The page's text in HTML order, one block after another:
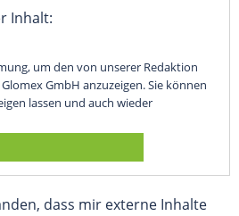
Inhalt:
um den von unserer Redaktion
GmbH anzuzeigen. Sie können
lassen und auch wieder
dass mir externe Inhalte